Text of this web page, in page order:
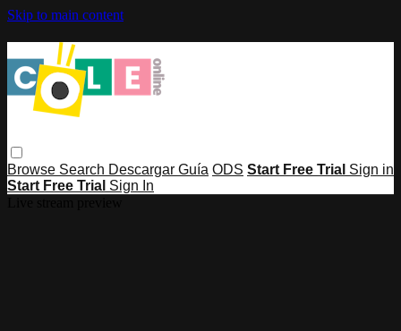
Skip to main content
Browse Search Descargar Guía ODS Start Free Trial Sign in
Start Free Trial Sign In